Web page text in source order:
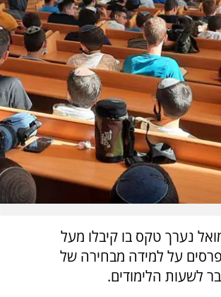
נערך טקס בו קיבלו מעל
פרסים על למידה מבחירה של
לשעות הלימודים.